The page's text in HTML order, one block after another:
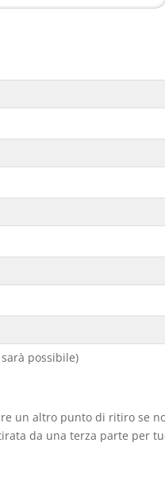
possibile)
un altro punto di ritiro se
da una terza parte per